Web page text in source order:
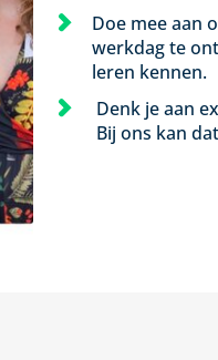
Doe mee aan
werkdag te
leren kennen.
Denk je aan
Bij ons kan